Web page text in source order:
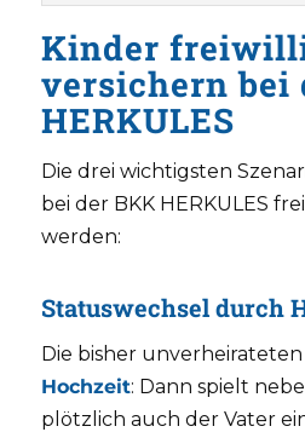
Kinder
versichern bei
HERKULES
Die drei wichtigsten
bei der BKK HERKULES
werden:
Statuswechsel durch
Die bisher
Hochzeit: Dann spielt
plötzlich auch der Vater